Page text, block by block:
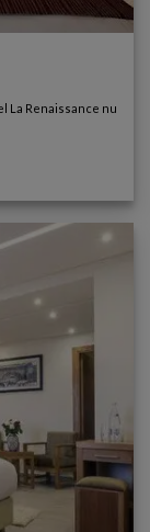
La Renaissance nu